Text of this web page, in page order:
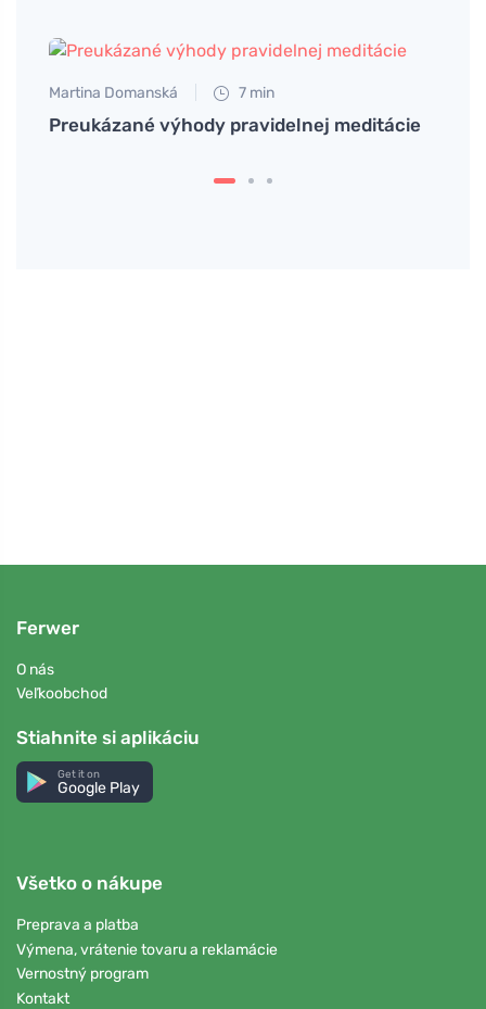
Martina Domanská 7 min
Preukázané výhody pravidelnej meditácie
Ferwer
O nás
Veľkoobchod
Stiahnite si aplikáciu
Get it on
Google Play
Všetko o nákupe
Preprava a platba
Výmena, vrátenie tovaru a reklamácie
Vernostný program
Kontakt